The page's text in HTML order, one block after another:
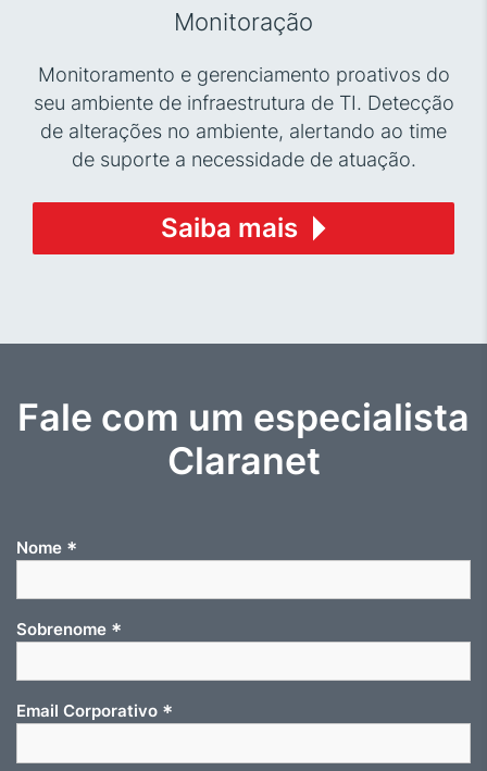
Monitoração
Monitoramento e gerenciamento proativos do
seu ambiente de infraestrutura de TI. Detecção
de alterações no ambiente, alertando ao time
de suporte a necessidade de atuação.
Saiba mais
Fale com um especialista
Claranet
Nome *
Sobrenome *
Email Corporativo *